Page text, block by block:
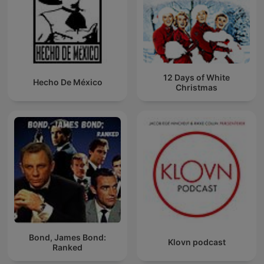
Hecho De México
12 Days of White
Christmas
Bond, James Bond:
Ranked
Klovn podcast